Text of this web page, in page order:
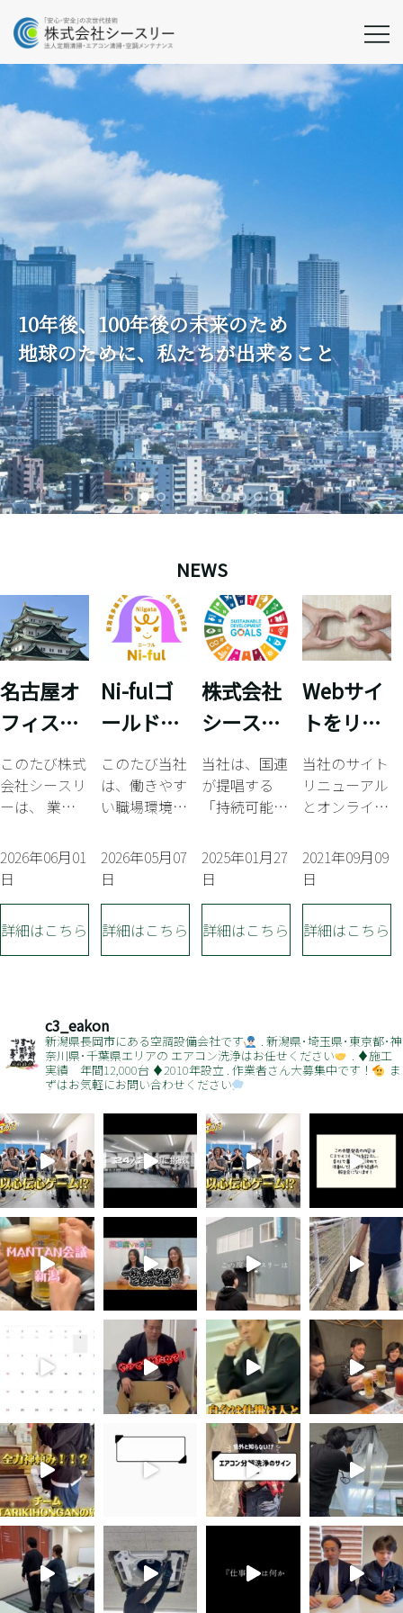
content
株式会社シ
ースリー
法人定期清掃・エアコ
ン清掃・空調メンテナ
10年後、100年後の未来のため
地球のために、私たちが出来ること
NEWS
名古屋オ
フィスを
開設いた
しました
このたび株式
会社シースリ
ーは、 業務
ービス体制強
化のため名古
した。 これ
まで関東圏を
サービスを提
供してまいり
ましたが、
名古屋支店の
開設により、
中部エリアは
もち
2026年06月01
日
詳細はこちら
Ni-fulゴ
ールド認
定企業に
認定され
ました
このたび当社
は、働きやす
い職場環境づ
成への取り組
みが評価さ
企業」に認定
されました。
働ける環境づ
くりを大切に
し、働き方改
善・人材育
成・地域との
つながりを意
2026年05月07
日
詳細はこちら
株式会社
シースリ
ー SDGs
宣言
当社は、国連
が提唱する
「持続可能な
SDGs」に賛
同し、 地域
可能な社会の
実現に貢献し
2025年01月27
日
詳細はこちら
Webサイ
トをリニ
ューアル
しまし
た。
当社のサイト
リニューアル
とオンライン
設しました。
画像は、当社
っています。
ただのキレイ
をどこかに入
れたいと、社
アで社員みな
でやって
2021年09月09
日
詳細はこちら
c3_eakon
新潟県長岡市にある空調設備会社です . 新潟県･埼玉県･東京都･神
奈川県･千葉県エリアの エアコン洗浄はお任せください . ♦︎施工
実績 年間12,000台 ♦︎2010年設立 . 作業者さん大募集中です！
ま
ずはお気軽にお問い合わせください